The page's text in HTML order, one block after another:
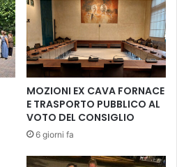
MOZIONI EX CAVA FORNACE
E TRASPORTO PUBBLICO AL
VOTO DEL CONSIGLIO
6 giorni fa